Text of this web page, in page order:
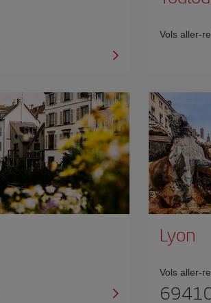
Vols aller-
Lyon
Vols aller-